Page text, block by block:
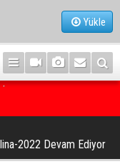
Yükle
2022 Devam Ediyor